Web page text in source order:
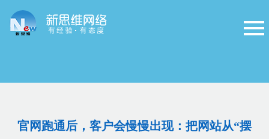
官网跑通后，客户会慢慢出现：把网站从“摆